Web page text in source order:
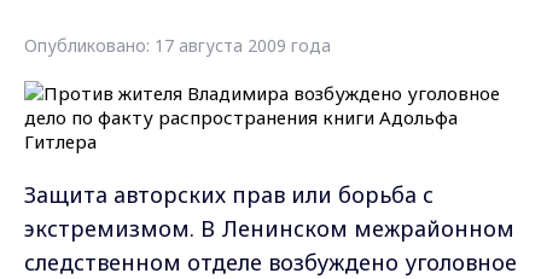
Опубликовано: 17 августа 2009 года
Защита авторских прав или борьба с
экстремизмом. В Ленинском межрайонном
следственном отделе возбуждено уголовное